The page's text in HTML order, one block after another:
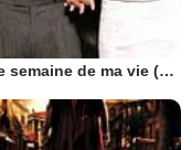
La Pire semaine de ma vie (UK)